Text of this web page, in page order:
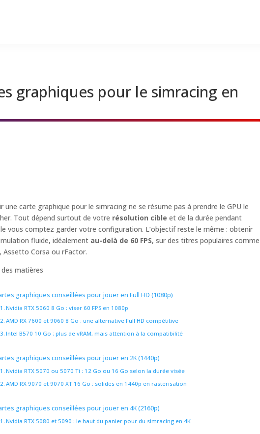
graphiques pour le simracing en
une carte graphique pour le simracing ne se résume pas à prendre le GPU le
Tout dépend surtout de votre résolution cible et de la durée pendant
vous comptez garder votre configuration. L’objectif reste le même : obtenir
fluide, idéalement au-delà de 60 FPS, sur des titres populaires comme
Assetto Corsa ou rFactor.
des matières
graphiques conseillées pour jouer en Full HD (1080p)
Nvidia RTX 5060 8 Go : viser 60 FPS en 1080p
AMD RX 7600 et 9060 8 Go : une alternative Full HD compétitive
Intel B570 10 Go : plus de vRAM, mais attention à la compatibilité
graphiques conseillées pour jouer en 2K (1440p)
Nvidia RTX 5070 ou 5070 Ti : 12 Go ou 16 Go selon la durée visée
AMD RX 9070 et 9070 XT 16 Go : solides en 1440p en rasterisation
graphiques conseillées pour jouer en 4K (2160p)
Nvidia RTX 5080 et 5090 : le haut du panier pour du simracing en 4K